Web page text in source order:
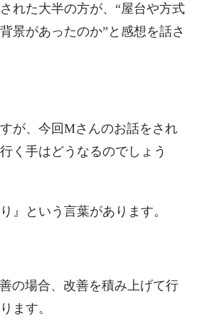
れた大半の方が、“屋台や方式
景があったのか”と感想を話さ
すが、今回Mさんのお話をされ
く手はどうなるのでしょう
』という言葉があります。
の場合、改善を積み上げて行
ます。